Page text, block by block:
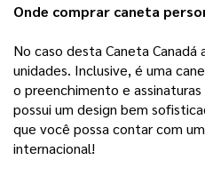
Onde comprar caneta
No caso desta Caneta
unidades. Inclusive, é uma
o preenchimento e
possui um design bem
que você possa contar com
internacional!